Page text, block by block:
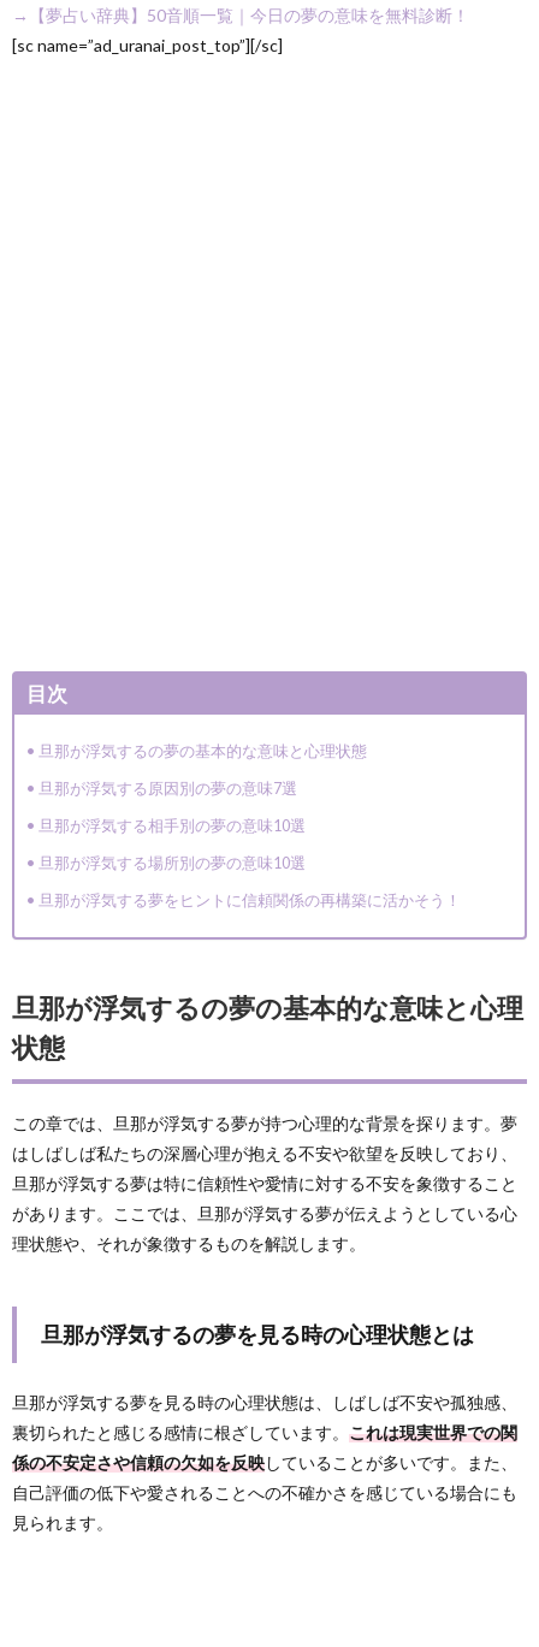
→【夢占い辞典】50音順一覧｜今日の夢の意味を無料診断！
[sc name=”ad_uranai_post_top”][/sc]
目次
旦那が浮気するの夢の基本的な意味と心理状態
旦那が浮気する原因別の夢の意味7選
旦那が浮気する相手別の夢の意味10選
旦那が浮気する場所別の夢の意味10選
旦那が浮気する夢をヒントに信頼関係の再構築に活かそう！
旦那が浮気するの夢の基本的な意味と心理
状態
この章では、旦那が浮気する夢が持つ心理的な背景を探ります。夢
はしばしば私たちの深層心理が抱える不安や欲望を反映しており、
旦那が浮気する夢は特に信頼性や愛情に対する不安を象徴すること
があります。ここでは、旦那が浮気する夢が伝えようとしている心
理状態や、それが象徴するものを解説します。
旦那が浮気するの夢を見る時の心理状態とは
旦那が浮気する夢を見る時の心理状態は、しばしば不安や孤独感、
裏切られたと感じる感情に根ざしています。 これは現実世界での関
係の不安定さや信頼の欠如を反映していることが多いです。また、
自己評価の低下や愛されることへの不確かさを感じている場合にも
見られます。